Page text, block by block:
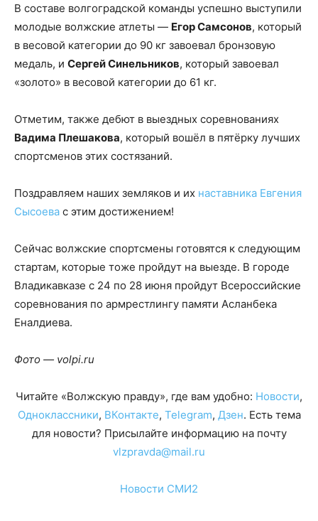
В составе волгоградской команды успешно выступили
молодые волжские атлеты — Егор Самсонов, который
в весовой категории до 90 кг завоевал бронзовую
медаль, и Сергей Синельников, который завоевал
«золото» в весовой категории до 61 кг.
Отметим, также дебют в выездных соревнованиях
Вадима Плешакова, который вошёл в пятёрку лучших
спортсменов этих состязаний.
Поздравляем наших земляков и их наставника Евгения
Сысоева с этим достижением!
Сейчас волжские спортсмены готовятся к следующим
стартам, которые тоже пройдут на выезде. В городе
Владикавказе с 24 по 28 июня пройдут Всероссийские
соревнования по армрестлингу памяти Асланбека
Еналдиева.
Фото — volpi.ru
Читайте «Волжскую правду», где вам удобно: Новости,
Одноклассники, ВКонтакте, Telegram, Дзен. Есть тема
для новости? Присылайте информацию на почту
vlzpravda@mail.ru
Новости СМИ2